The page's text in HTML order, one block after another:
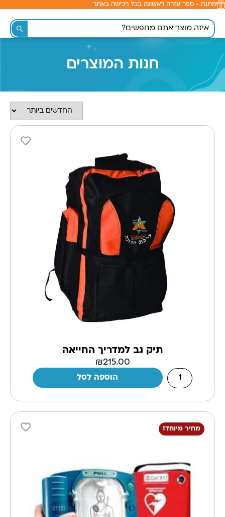
לתוכן
מתנה - ספר עזרה ראשונה בכל רכישה באתר
חנות המוצרים
תיק גב למדריך החייאה
₪215.00
הוספה לסל
מחיר מיוחד!